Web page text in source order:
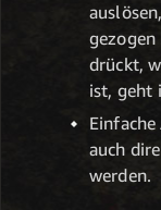
drückt,
ist, geht
auch
werden.